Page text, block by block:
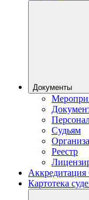
Документы
Судьям
Реестр
Картотека